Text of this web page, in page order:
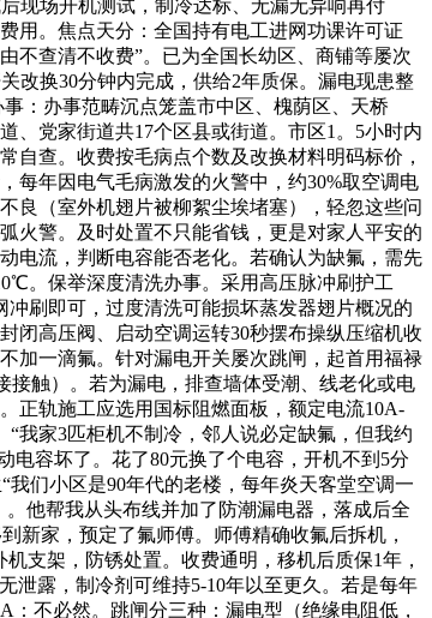
现场开机测试，制冷达标、无漏无异响再付
用。焦点天分：全国持有电工进网功课许可证
不查清不收费”。已为全国长幼区、商铺等屡次
改换30分钟内完成，供给2年质保。漏电现患整
：办事范畴沉点笼盖市中区、槐荫区、天桥
、党家街道共17个区县或街道。市区1。5小时内
自查。收费按毛病点个数及改换材料明码标价，
每年因电气毛病激发的火警中，约30%取空调电
良（室外机翅片被柳絮尘埃堵塞），轻忽这些问
火警。及时处置不只能省钱，更是对家人平安的
电流，判断电容能否老化。若确认为缺氟，需先
。保举深度清洗办事。采用高压脉冲刷护工
刷即可，过度清洗可能损坏蒸发器翅片概况的
闭高压阀、启动空调运转30秒摆布操纵压缩机收
加一滴氟。针对漏电开关屡次跳闸，起首用福禄
触）。若为漏电，排查墙体受潮、线老化或电
正轨施工应选用国标阻燃面板，额定电流10A-
我家3匹柜机不制冷，邻人说必定缺氟，但我约
电容坏了。花了80元换了个电容，开机不到5分
们小区是90年代的老楼，每年炎天客堂空调一
他帮我从头布线并加了防潮漏电器，落成后全
新家，预定了氟师傅。师傅精确收氟后拆机，
支架，防锈处置。收费通明，移机后质保1年，
露，制冷剂可维持5-10年以至更久。若是每年
不必然。跳闸分三种：漏电型（绝缘电阻低，